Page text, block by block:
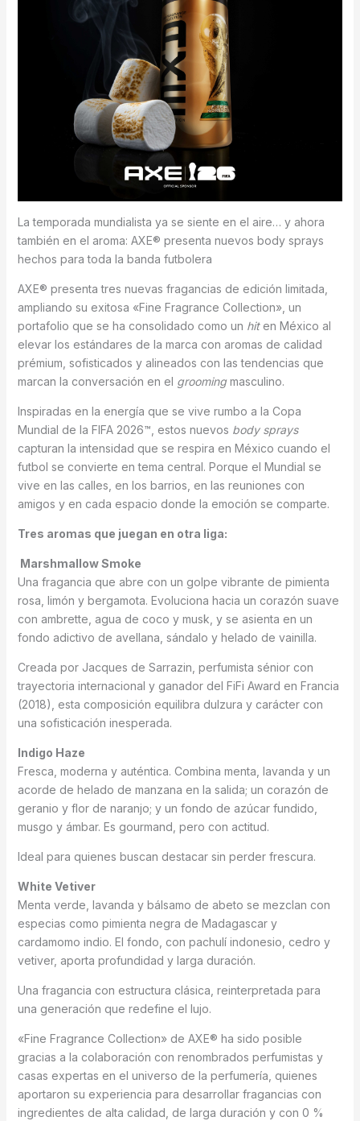
La temporada mundialista ya se siente en el aire… y ahora
también en el aroma: AXE® presenta nuevos body sprays
hechos para toda la banda futbolera
AXE® presenta tres nuevas fragancias de edición limitada,
ampliando su exitosa «Fine Fragrance Collection», un
portafolio que se ha consolidado como un hiten México al
elevar los estándares de la marca con aromas de calidad
prémium, sofisticados y alineados con las tendencias que
marcan la conversación en el groomingmasculino.
Inspiradas en la energía que se vive rumbo a la Copa
Mundial de la FIFA 2026™, estos nuevos body sprays
capturan la intensidad que se respira en México cuando el
futbol se convierte en tema central. Porque el Mundial se
vive en las calles, en los barrios, en las reuniones con
amigos y en cada espacio donde la emoción se comparte.
Tres aromas que juegan en otra liga:
Marshmallow Smoke
Una fragancia que abre con un golpe vibrante de pimienta
rosa, limón y bergamota. Evoluciona hacia un corazón suave
con ambrette, agua de coco y musk, y se asienta en un
fondo adictivo de avellana, sándalo y helado de vainilla.
Creada por Jacques de Sarrazin, perfumista sénior con
trayectoria internacional y ganador del FiFi Award en Francia
(2018), esta composición equilibra dulzura y carácter con
una sofisticación inesperada.
Indigo Haze
Fresca, moderna y auténtica. Combina menta, lavanda y un
acorde de helado de manzana en la salida; un corazón de
geranio y flor de naranjo; y un fondo de azúcar fundido,
musgo y ámbar. Es gourmand, pero con actitud.
Ideal para quienes buscan destacar sin perder frescura.
White Vetiver
Menta verde, lavanda y bálsamo de abeto se mezclan con
especias como pimienta negra de Madagascar y
cardamomo indio. El fondo, con pachulí indonesio, cedro y
vetiver, aporta profundidad y larga duración.
Una fragancia con estructura clásica, reinterpretada para
una generación que redefine el lujo.
«Fine Fragrance Collection» de AXE® ha sido posible
gracias a la colaboración con renombrados perfumistas y
casas expertas en el universo de la perfumería, quienes
aportaron su experiencia para desarrollar fragancias con
ingredientes de alta calidad, de larga duración y con 0 %